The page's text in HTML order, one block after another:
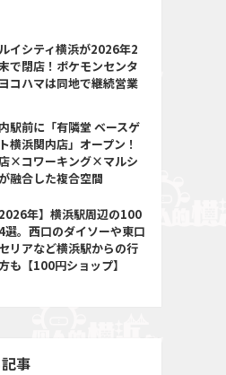
イシティ横浜が2026年2
で閉店！ポケモンセンタ
コハマは同地で継続営業
駅前に「有隣堂 ベースゲ
横浜関内店」オープン！
×コワーキング×マルシ
融合した複合空間
2026年】横浜駅周辺の100
選。西口のダイソーや東口
リアなど横浜駅からの行
も【100円ショップ】
事